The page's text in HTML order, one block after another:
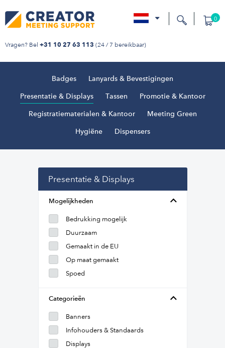
Vragen? Bel +31 10 27 63 113 (24 / 7 bereikbaar)
0
Badges Lanyards & Bevestigingen
Presentatie & Displays Tassen Promotie & Kantoor
Registratiematerialen & Kantoor Meeting Green
Hygiëne Dispensers
Presentatie & Displays
Mogelijkheden
Bedrukking mogelijk
Duurzaam
Gemaakt in de EU
Op maat gemaakt
Spoed
Categorieën
Banners
Infohouders & Standaards
Displays